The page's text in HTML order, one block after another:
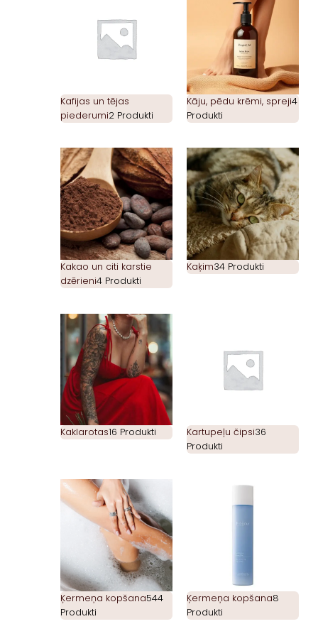
Kafijas un tējas
piederumi2 Produkti
Kāju, pēdu krēmi, spreji4
Produkti
Kakao un citi karstie
dzērieni4 Produkti
Kaķim34 Produkti
Kaklarotas16 Produkti Kartupeļu čipsi36
Produkti
Ķermeņa kopšana544
Produkti
Ķermeņa kopšana8
Produkti